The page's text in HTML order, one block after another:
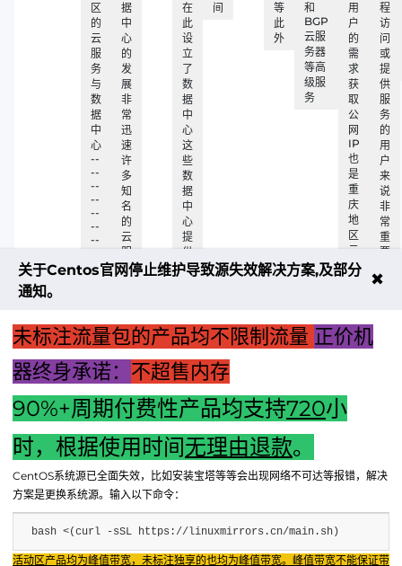
区
的
云
服
务
与
数
据
中
心
--
--
--
--
--
--
--
--
在
重
庆
地
区
据
中
心
的
发
展
非
常
迅
速
许
多
知
名
的
云
服
务
在
此
设
立
了
数
据
中
心
这
些
数
据
中
心
提
供
了
服
务
间
等
此
外
和
BGP
云服
务器
等高
级服
务
用
户
的
需
求
获
取
公
网
IP
也
是
重
庆
地
区
云
服
务
个
重
程
访
问
或
提
供
服
务
的
用
户
来
说
非
常
重
要
于
下一篇：电脑主机全方位数据解析：深入了解核心硬件规格与
性能特点
Fenxun Tech 飞讯科技旗下云平台，相关服务主体：
关于Centos官网停止维护导致源失效解决方案,及部分
通知。
✖
未标注流量包的产品均不限制流量 正价机
器终身承诺： 不超售内存
90%+周期付费性产品均支持720小
时，根据使用时间无理由退款。
CentOS系统源已全面失效，比如安装宝塔等等会出现网络不可达等报错，解决
方案是更换系统源。输入以下命令：
bash <(curl -sSL https://linuxmirrors.cn/main.sh)
活动区产品均为峰值带宽，未标注独享的也均为峰值带宽。峰值带宽不能保证带